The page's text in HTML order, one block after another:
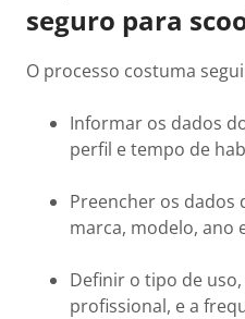
seguro para
O processo costuma
Informar os dados
perfil e tempo de
Preencher os dados
marca, modelo, ano
Definir o tipo de
profissional, e a